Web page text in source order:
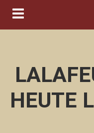
Navigation ein-/
HEUTE